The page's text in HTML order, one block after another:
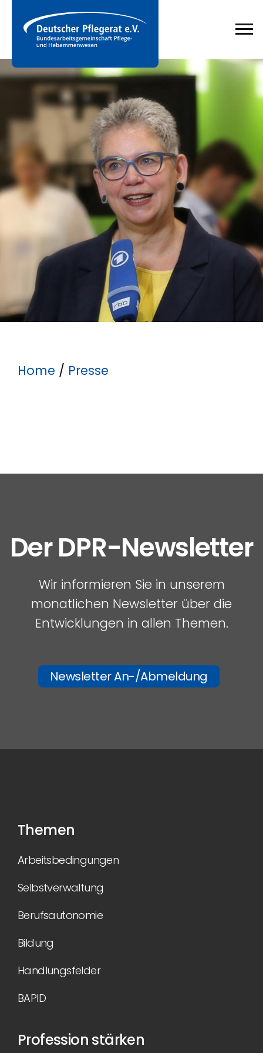
Home / Presse
Der DPR-Newsletter
Wir informieren Sie in unserem
monatlichen Newsletter über die
Entwicklungen in allen Themen.
Newsletter An-/Abmeldung
Themen
Arbeitsbedingungen
Selbstverwaltung
Berufsautonomie
Bildung
Handlungsfelder
BAPID
Profession stärken